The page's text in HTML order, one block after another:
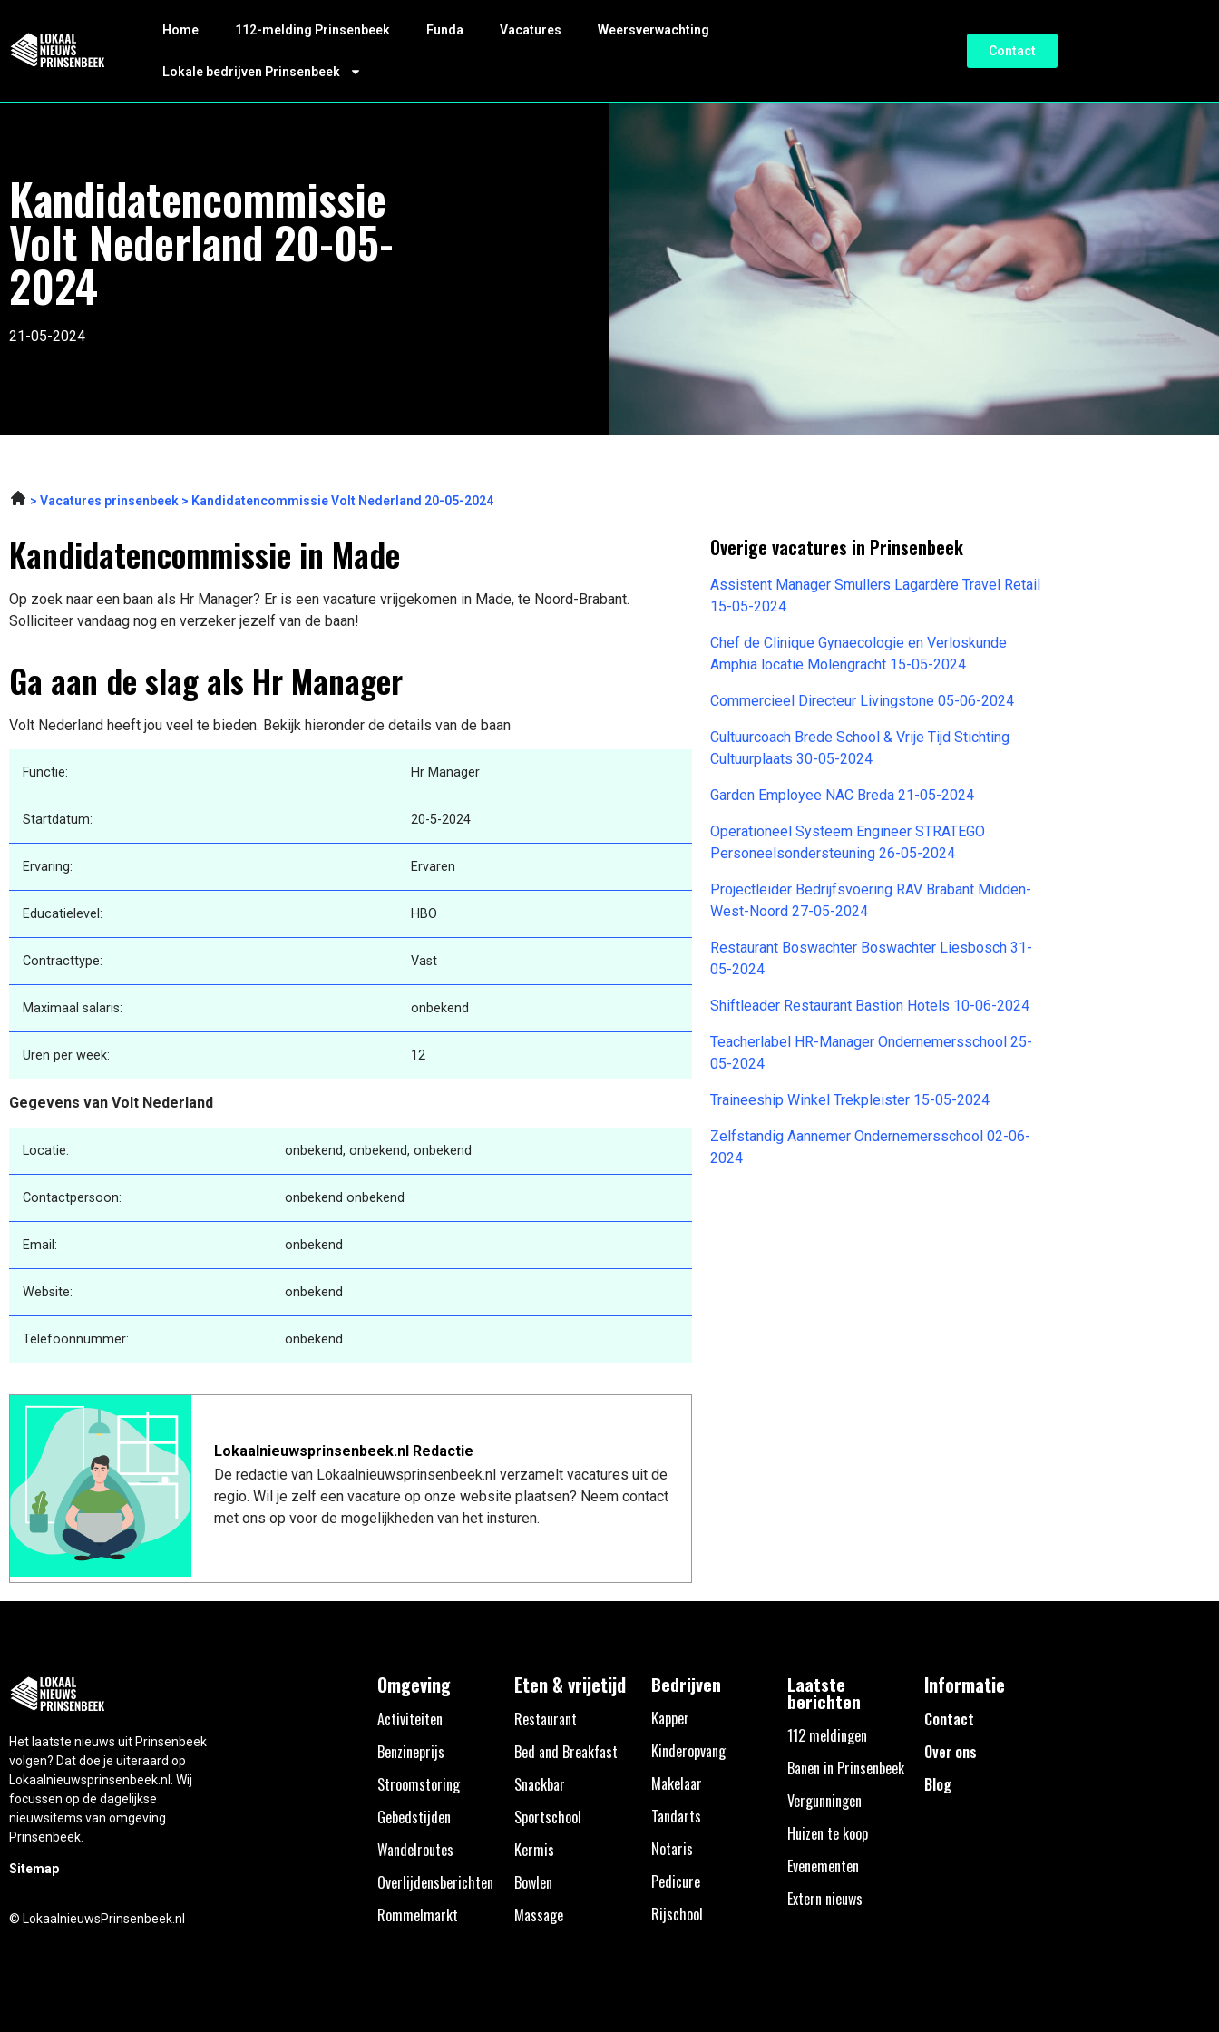
Home 112-melding Prinsenbeek Funda Vacatures Weersverwachting
Lokale bedrijven Prinsenbeek
Contact
Kandidatencommissie
Volt Nederland 20-05-
2024
21-05-2024
Vacatures prinsenbeek Kandidatencommissie Volt Nederland 20-05-2024
Kandidatencommissie in Made
Op zoek naar een baan als Hr Manager? Er is een vacature vrijgekomen in Made, te Noord-Brabant.
Solliciteer vandaag nog en verzeker jezelf van de baan!
Ga aan de slag als Hr Manager
Volt Nederland heeft jou veel te bieden. Bekijk hieronder de details van de baan
Functie: Hr Manager
Startdatum: 20-5-2024
Ervaring: Ervaren
Educatielevel: HBO
Contracttype: Vast
Maximaal salaris: onbekend
Uren per week: 12
Gegevens van Volt Nederland
Locatie: onbekend, onbekend, onbekend
Contactpersoon: onbekend onbekend
Email: onbekend
Website: onbekend
Telefoonnummer: onbekend
Lokaalnieuwsprinsenbeek.nl Redactie
De redactie van Lokaalnieuwsprinsenbeek.nl verzamelt vacatures uit de
regio. Wil je zelf een vacature op onze website plaatsen? Neem contact
met ons op voor de mogelijkheden van het insturen.
Overige vacatures in Prinsenbeek
Assistent Manager Smullers Lagardère Travel Retail
15-05-2024
Chef de Clinique Gynaecologie en Verloskunde
Amphia locatie Molengracht 15-05-2024
Commercieel Directeur Livingstone 05-06-2024
Cultuurcoach Brede School & Vrije Tijd Stichting
Cultuurplaats 30-05-2024
Garden Employee NAC Breda 21-05-2024
Operationeel Systeem Engineer STRATEGO
Personeelsondersteuning 26-05-2024
Projectleider Bedrijfsvoering RAV Brabant Midden-
West-Noord 27-05-2024
Restaurant Boswachter Boswachter Liesbosch 31-
05-2024
Shiftleader Restaurant Bastion Hotels 10-06-2024
Teacherlabel HR-Manager Ondernemersschool 25-
05-2024
Traineeship Winkel Trekpleister 15-05-2024
Zelfstandig Aannemer Ondernemersschool 02-06-
2024
Het laatste nieuws uit Prinsenbeek
volgen? Dat doe je uiteraard op
Lokaalnieuwsprinsenbeek.nl. Wij
focussen op de dagelijkse
nieuwsitems van omgeving
Prinsenbeek.
Sitemap
© LokaalnieuwsPrinsenbeek.nl
Omgeving
Activiteiten
Benzineprijs
Stroomstoring
Gebedstijden
Wandelroutes
Overlijdensberichten
Rommelmarkt
Eten & vrijetijd
Restaurant
Bed and Breakfast
Snackbar
Sportschool
Kermis
Bowlen
Massage
Bedrijven
Kapper
Kinderopvang
Makelaar
Tandarts
Notaris
Pedicure
Rijschool
Laatste
berichten
112 meldingen
Banen in Prinsenbeek
Vergunningen
Huizen te koop
Evenementen
Extern nieuws
Informatie
Contact
Over ons
Blog